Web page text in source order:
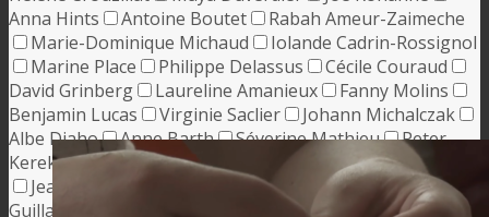
Anna Hints
Antoine Boutet
Rabah Ameur-Zaimeche
Marie-Dominique Michaud
Iolande Cadrin-Rossignol
Marine Place
Philippe Delassus
Cécile Couraud
David Grinberg
Laureline Amanieux
Fanny Molins
Benjamin Lucas
Virginie Saclier
Johann Michalczak
Albe Diaho
Anne Barth Séverine Mathieu
Peter
Kerekes
Alice Diop David Rane
Neasa Ní Chianáin
Jean Boiron-Lajous
Maxime Giroux
Éric Michel
Guillaume de Ginestel
Myriam Verreault
Blandine